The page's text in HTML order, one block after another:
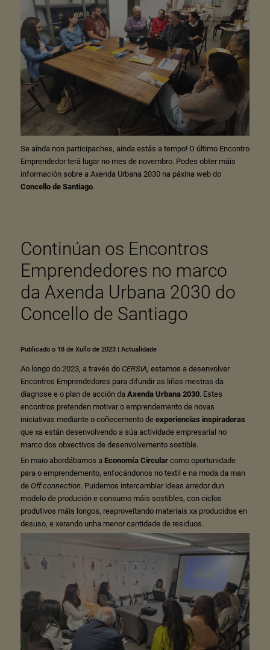
Se aínda non participaches, aínda estás a tempo! O último Encontro
Emprendedor terá lugar no mes de novembro. Podes obter máis
información sobre a Axenda Urbana 2030 na páxina web do
Concello de Santiago.
Continúan os Encontros
Emprendedores no marco
da Axenda Urbana 2030 do
Concello de Santiago
Publicado o 18 de Xullo de 2023| Actualidade
Ao longo do 2023, a través do CERSIA, estamos a desenvolver
Encontros Emprendedores para difundir as liñas mestras da
diagnose e o plan de acción da Axenda Urbana 2030. Estes
encontros pretenden motivar o emprendemento de novas
iniciativas mediante o coñecemento de experiencias inspiradoras
que xa están desenvolvendo a súa actividade empresarial no
marco dos obxectivos de desenvolvemento sostible.
En maio abordábamos a Economía Circularcomo oportunidade
para o emprendemento, enfocándonos no textil e na moda da man
de Off connection. Puidemos intercambiar ideas arredor dun
modelo de produción e consumo máis sostibles, con ciclos
produtivos máis longos, reaproveitando materiais xa producidos en
desuso, e xerando unha menor cantidade de residuos.